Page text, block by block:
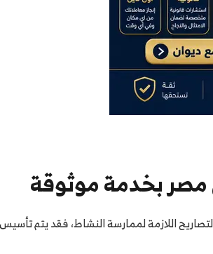
مصر بخدمة موثوقة
اللازمة لممارسة النشاط، فقد يتم تأسيس